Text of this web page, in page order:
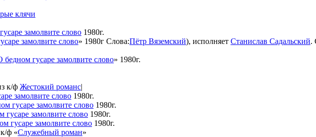
клячи
замолвите слово 1980г.
замолвите слово» 1980г Слова:Пётр Вяземский), исполняет Станислав Садальский.
бедном гусаре замолвите слово» 1980г.
к/ф Жестокий романс|
замолвите слово 1980г.
гусаре замолвите слово 1980г.
гусаре замолвите слово 1980г.
гусаре замолвите слово 1980г.
ф «Служебный роман»